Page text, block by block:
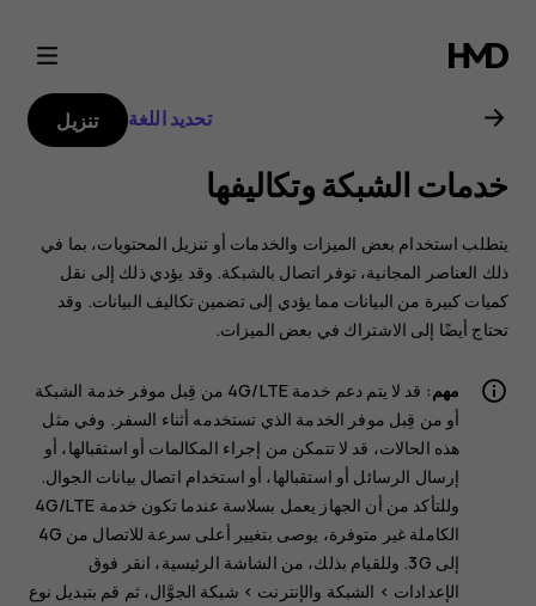
دليل
مستخدم
هاتف
Nokia
2.1
تحديد اللغة تنزيل
خدمات الشبكة وتكاليفها
يتطلب استخدام بعض الميزات والخدمات أو تنزيل المحتويات، بما في
ذلك العناصر المجانية، توفر اتصال بالشبكة. وقد يؤدي ذلك إلى نقل
كميات كبيرة من البيانات مما يؤدي إلى تضمين تكاليف البيانات. وقد
تحتاج أيضًا إلى الاشتراك في بعض الميزات.
مهم
: قد لا يتم دعم خدمة 4G/LTE من قِبل موفر خدمة الشبكة
أو من قِبل موفر الخدمة الذي تستخدمه أثناء السفر. وفي مثل
هذه الحالات، قد لا تتمكن من إجراء المكالمات أو استقبالها، أو
إرسال الرسائل أو استقبالها، أو استخدام اتصال بيانات الجوال.
وللتأكد من أن الجهاز يعمل بسلاسة عندما تكون خدمة 4G/LTE
الكاملة غير متوفرة، يوصى بتغيير أعلى سرعة للاتصال من 4G
إلى 3G‏. وللقيام بذلك، من الشاشة الرئيسية، انقر فوق
الإعدادات > الشبكة والإنترنت > شبكة الجوَّال، ثم قم بتبديل نوع